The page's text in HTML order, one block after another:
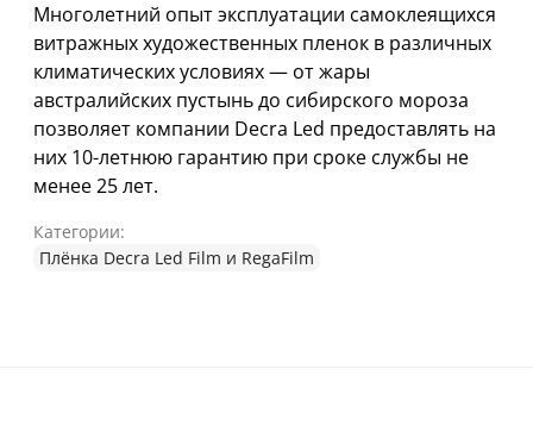
Многолетний опыт эксплуатации самоклеящихся
витражных художественных пленок в различных
климатических условиях — от жары
австралийских пустынь до сибирского мороза
позволяет компании Decra Led предоставлять на
них 10-летнюю гарантию при сроке службы не
менее 25 лет.
Категории:
Плёнка Decra Led Film и RegaFilm